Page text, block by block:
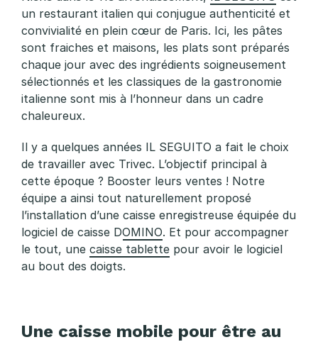
O
un restaurant italien qui conjugue authenticité et
convivialité en plein cœur de Paris. Ici, les pâtes
sont fraiches et maisons, les plats sont préparés
chaque jour avec des ingrédients soigneusement
sélectionnés et les classiques de la gastronomie
italienne sont mis à l’honneur dans un cadre
chaleureux.
Il y a quelques années IL SEGUITO a fait le choix
de travailler avec Trivec. L’objectif principal à
cette époque ? Booster leurs ventes ! Notre
équipe a ainsi tout naturellement proposé
l’installation d’une caisse enregistreuse équipée du
logiciel de caisse DOMINO. Et pour accompagner
le tout, une caisse tablette pour avoir le logiciel
au bout des doigts.
Une caisse mobile pour être au